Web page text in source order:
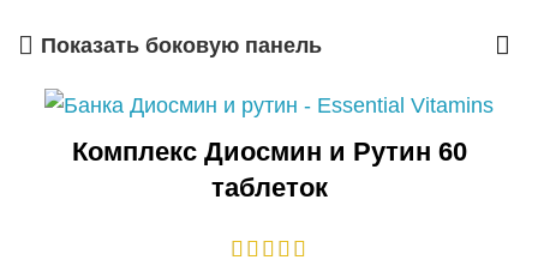
Показать боковую панель
Комплекс Диосмин и Рутин 60
таблеток